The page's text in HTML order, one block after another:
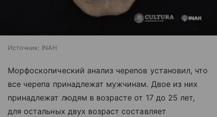
Источник: INAH
Морфоскопический анализ черепов установил, что
все черепа принадлежат мужчинам. Двое из них
принадлежат людям в возрасте от 17 до 25 лет,
для остальных двух возраст составляет